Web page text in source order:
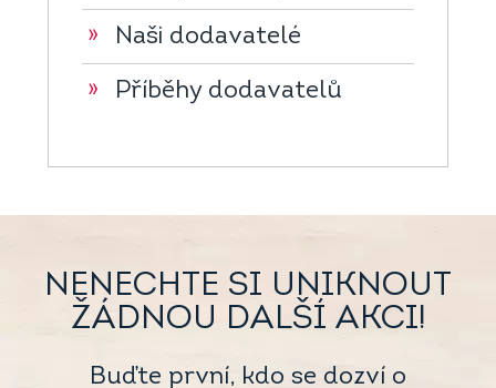
» Naši dodavatelé
» Příběhy dodavatelů
NENECHTE SI UNIKNOUT
ŽÁDNOU DALŠÍ AKCI!
Buďte první, kdo se dozví o